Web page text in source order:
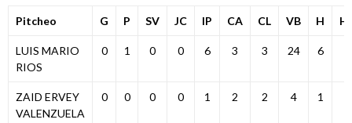
Pitcheo G P SV JC IP CA CL VB H
LUIS MARIO
RIOS
0 1 0 0 6 3 3 24 6
ZAID ERVEY
VALENZUELA
0 0 0 0 1 2 2 4 1